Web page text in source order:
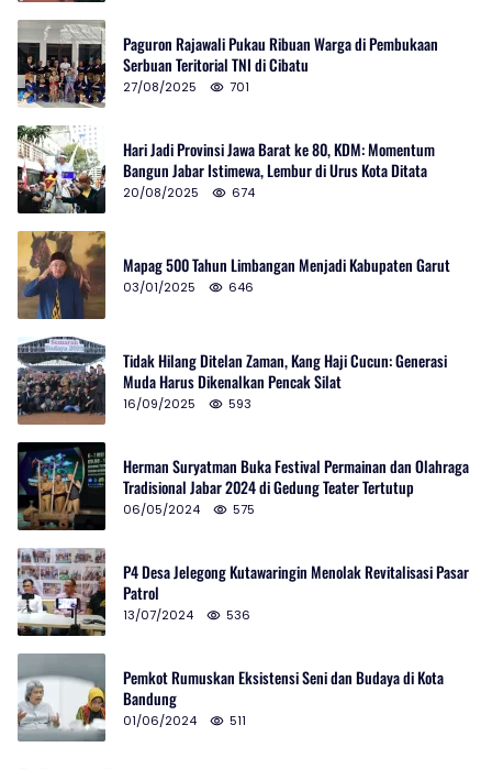
Paguron Rajawali Pukau Ribuan Warga di Pembukaan
Serbuan Teritorial TNI di Cibatu
27/08/2025 701
Hari Jadi Provinsi Jawa Barat ke 80, KDM: Momentum
Bangun Jabar Istimewa, Lembur di Urus Kota Ditata
20/08/2025 674
Mapag 500 Tahun Limbangan Menjadi Kabupaten Garut
03/01/2025 646
Tidak Hilang Ditelan Zaman, Kang Haji Cucun: Generasi
Muda Harus Dikenalkan Pencak Silat
16/09/2025 593
Herman Suryatman Buka Festival Permainan dan Olahraga
Tradisional Jabar 2024 di Gedung Teater Tertutup
06/05/2024 575
P4 Desa Jelegong Kutawaringin Menolak Revitalisasi Pasar
Patrol
13/07/2024 536
Pemkot Rumuskan Eksistensi Seni dan Budaya di Kota
Bandung
01/06/2024 511